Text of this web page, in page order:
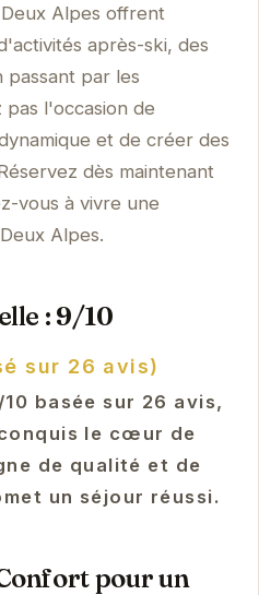
Alpes offrent
après-ski, des
passant par les
pas l'occasion de
et de créer des
dès maintenant
vous à vivre une
Alpes.
: 9/10
sur 26 avis)
basée sur 26 avis,
le cœur de
de qualité et de
un séjour réussi.
pour un